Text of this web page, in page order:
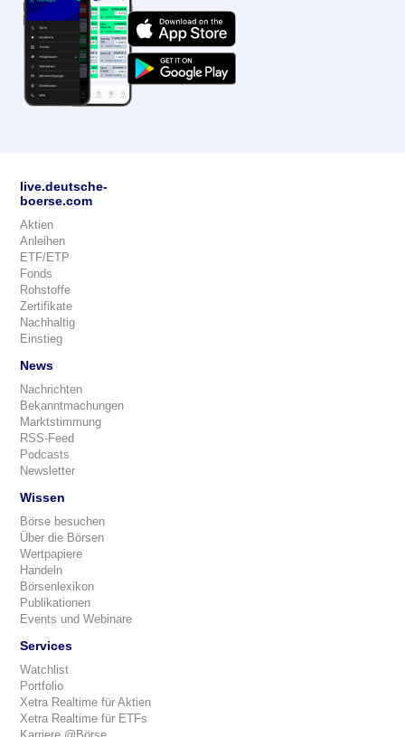
live.deutsche-
boerse.com
Aktien
Anleihen
ETF/ETP
Fonds
Rohstoffe
Zertifikate
Nachhaltig
Einstieg
News
Nachrichten
Bekanntmachungen
Marktstimmung
RSS-Feed
Podcasts
Newsletter
Wissen
Börse besuchen
Über die Börsen
Wertpapiere
Handeln
Börsenlexikon
Publikationen
Events und Webinare
Services
Watchlist
Portfolio
Xetra Realtime für Aktien
Xetra Realtime für ETFs